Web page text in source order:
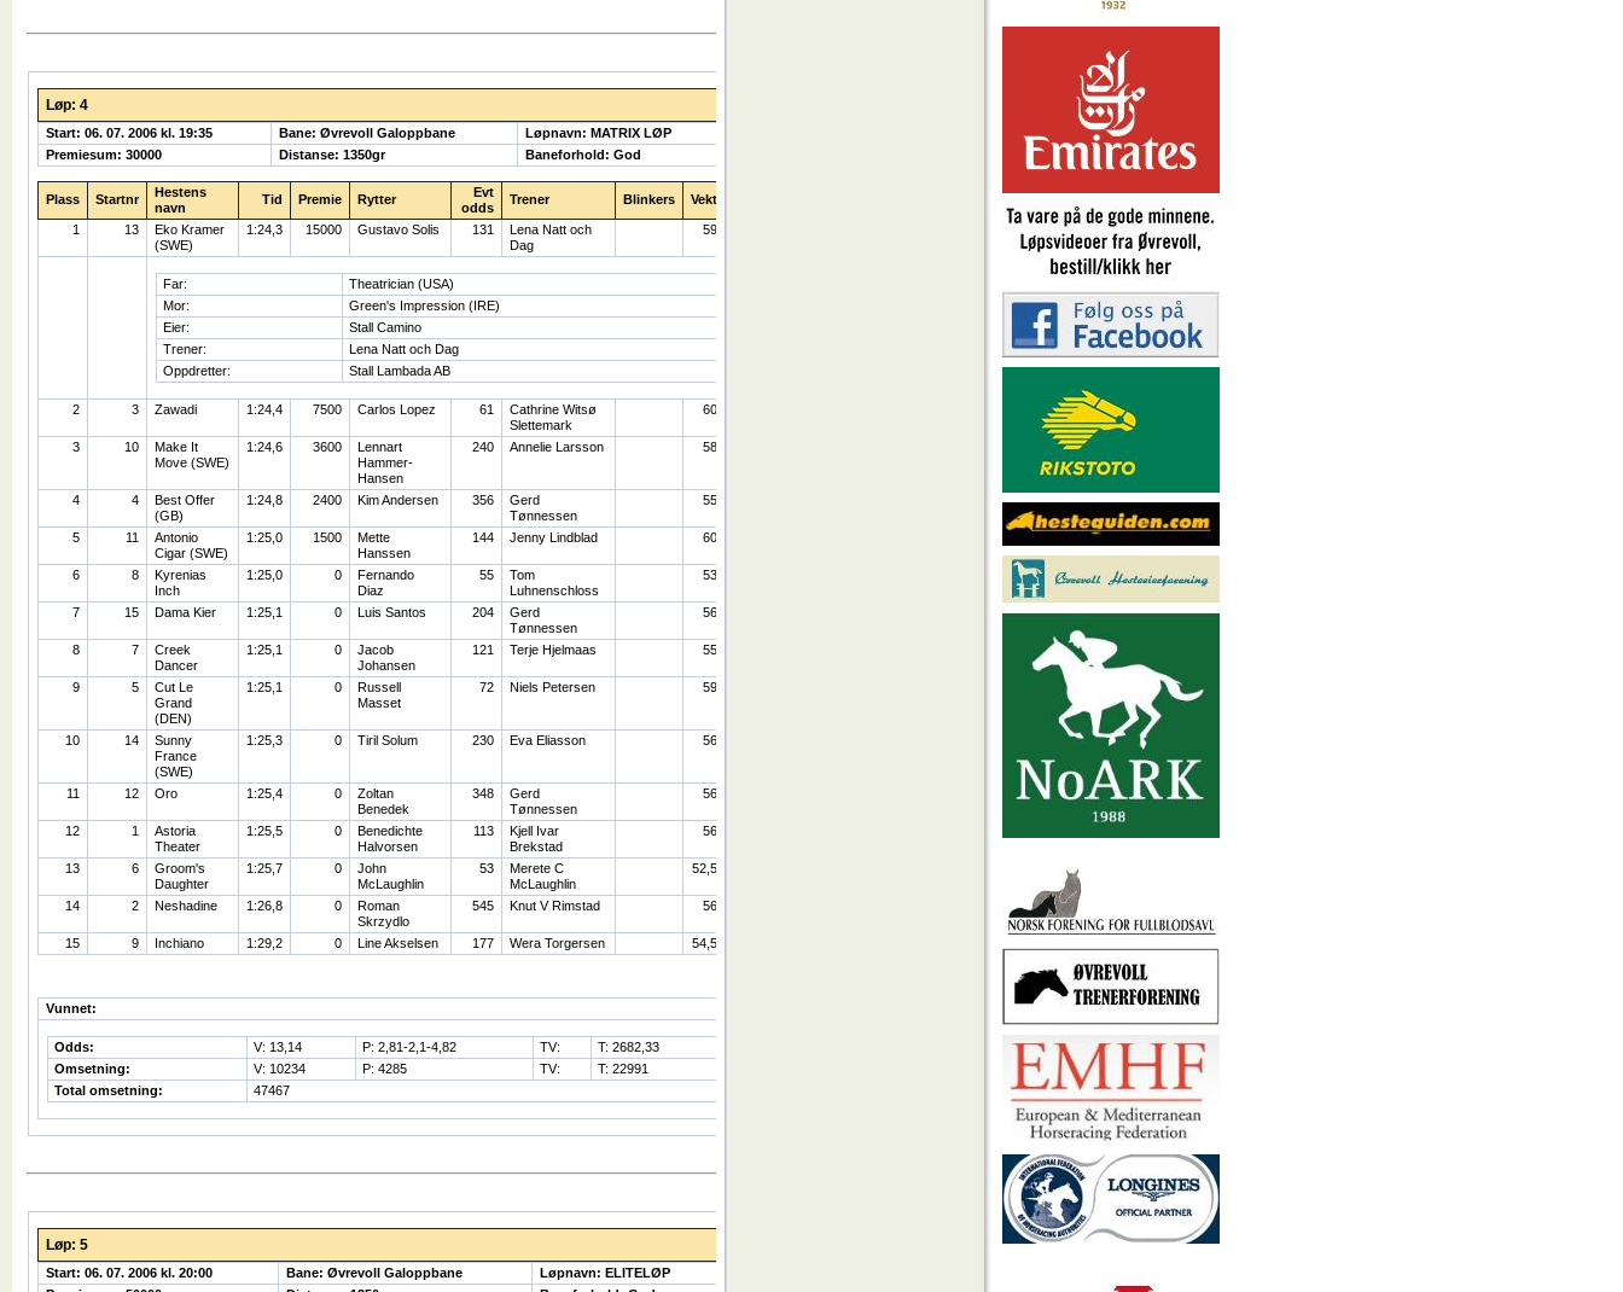
Løp: 4
Start: 06. 07. 2006 kl. 19:35 Bane: Øvrevoll Galoppbane
Løpnavn: MATRIX LØP
Premiesum: 30000
Distanse: 1350gr Baneforhold: God
Plass Startnr
Hestens
navn
Tid Premie Rytter
Evt
odds
Trener Blinkers Vekt
1 13
Eko Kramer
(SWE)
1:24,3 15000 Gustavo Solis 131
Lena Natt och
Dag
59
Far:
Theatrician (USA)
Mor:
Green's Impression (IRE)
Eier:
Stall Camino
Trener:
Lena Natt och Dag
Oppdretter:
Stall Lambada AB
2 3 Zawadi 1:24,4 7500 Carlos Lopez 61
Cathrine Witsø
Slettemark
60
3 10
Make It
Move (SWE)
1:24,6 3600
Lennart
Hammer-
Hansen
240 Annelie Larsson 58
4 4
Best Offer
(GB)
1:24,8 2400 Kim Andersen 356
Gerd
Tønnessen
55
5 11
Antonio
Cigar (SWE)
1:25,0 1500
Mette
Hanssen
144 Jenny Lindblad 60
6 8
Kyrenias
Inch
1:25,0 0
Fernando
Diaz
55
Tom
Luhnenschloss
53
7 15 Dama Kier 1:25,1 0 Luis Santos 204
Gerd
Tønnessen
56
8 7
Creek
Dancer
1:25,1 0
Jacob
Johansen
121 Terje Hjelmaas 55
9 5
Cut Le
Grand
(DEN)
1:25,1 0
Russell
Masset
72 Niels Petersen 59
10 14
Sunny
France
(SWE)
1:25,3 0 Tiril Solum 230 Eva Eliasson 56
11 12 Oro 1:25,4 0
Zoltan
Benedek
348
Gerd
Tønnessen
56
12 1
Astoria
Theater
1:25,5 0
Benedichte
Halvorsen
113
Kjell Ivar
Brekstad
56
13 6
Groom's
Daughter
1:25,7 0
John
McLaughlin
53
Merete C
McLaughlin
52,5
14 2 Neshadine 1:26,8 0
Roman
Skrzydlo
545 Knut V Rimstad 56
15 9 Inchiano 1:29,2 0 Line Akselsen 177 Wera Torgersen 54,5
Vunnet:
Odds: V: 13,14 P: 2,81-2,1-4,82 TV:
T: 2682,33
Omsetning:
V: 10234 P: 4285 TV:
T: 22991
Total omsetning:
47467
Løp: 5
Start: 06. 07. 2006 kl. 20:00 Bane: Øvrevoll Galoppbane
Løpnavn: ELITELØP